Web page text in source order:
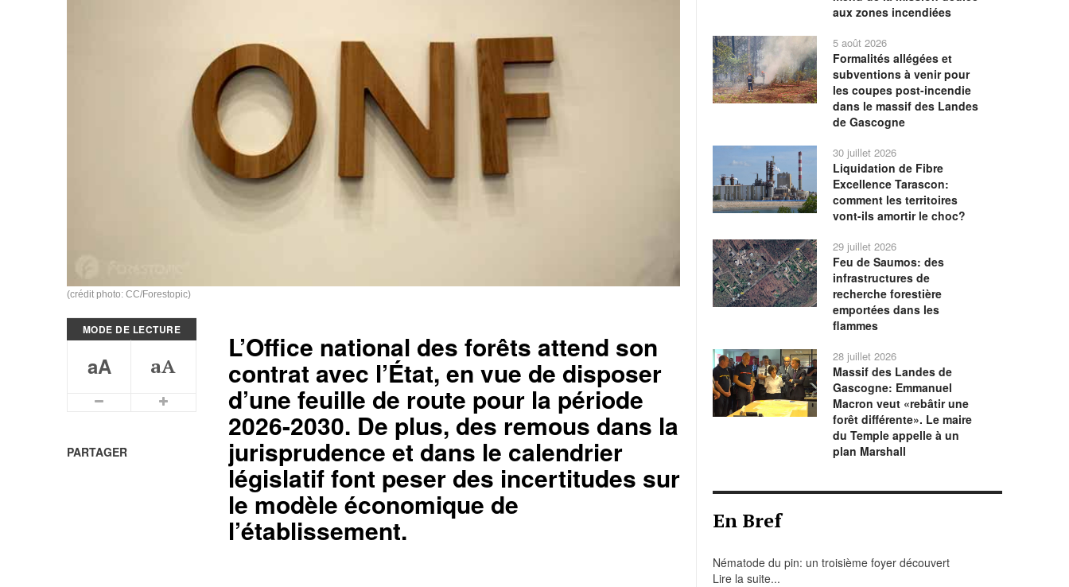
(crédit photo: CC/Forestopic)
MODE DE LECTURE
aA aA
Plus petits caractèresPlus grands caractères
PARTAGER
L’Office national des forêts attend son
contrat avec l’État, en vue de disposer
d’une feuille de route pour la période
2026-2030. De plus, des remous dans la
jurisprudence et dans le calendrier
législatif font peser des incertitudes sur
le modèle économique de
l’établissement.
aux zones incendiées
5 août 2026
Formalités allégées et
subventions à venir pour
les coupes post-incendie
dans le massif des Landes
de Gascogne
30 juillet 2026
Liquidation de Fibre
Excellence Tarascon:
comment les territoires
vont-ils amortir le choc?
29 juillet 2026
Feu de Saumos: des
infrastructures de
recherche forestière
emportées dans les
flammes
28 juillet 2026
Massif des Landes de
Gascogne: Emmanuel
Macron veut «rebâtir une
forêt différente». Le maire
du Temple appelle à un
plan Marshall
En Bref
Nématode du pin: un troisième foyer découvert
Lire la suite...